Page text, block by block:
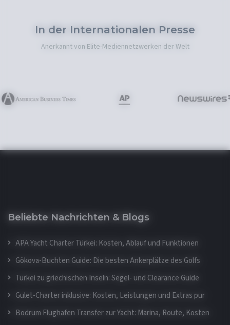
In der Internationalen Presse
Anerkannt von Elite-Mediennetzwerken der Welt
Beliebte Nachrichten & Blogs
APA Yacht Charter Türkei: Kosten, Ablauf und Funktionen
Gökova-Buchten Guide: Die besten Ankerplätze des Golfs
Türkei zu griechischen Inseln: Segel- und Clearance Guide
Gulet-Charter inklusive: Kosten, Leistungen und Extras pur
Bodrum Flughafen Transfer zur Yacht: Marina, Route, Kosten